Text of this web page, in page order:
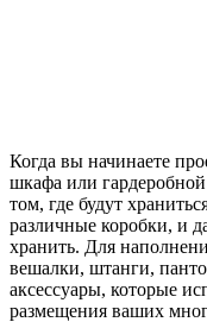
Когда вы начинаете
шкафа или
том, где будут
различные коробки, и
хранить. Для
вешалки, штанги,
аксессуары, которые
размещения ваших